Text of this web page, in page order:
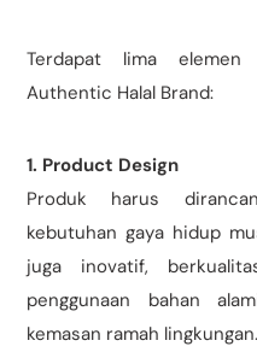
Terdapat lima elemen
Authentic Halal Brand:
1. Product Design
Produk harus
kebutuhan gaya hidup
juga inovatif,
penggunaan bahan
kemasan ramah lingkungan.